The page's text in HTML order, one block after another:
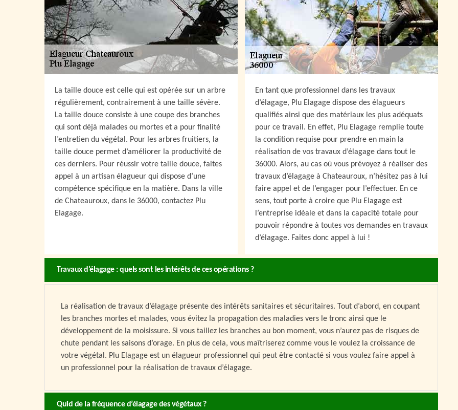
La taille douce est celle qui est opérée sur un arbre
régulièrement, contrairement à une taille sévère.
La taille douce consiste à une coupe des branches
qui sont déjà malades ou mortes et a pour finalité
l’entretien du végétal. Pour les arbres fruitiers, la
taille douce permet d’améliorer la productivité de
ces derniers. Pour réussir votre taille douce, faites
appel à un artisan élagueur qui dispose d’une
compétence spécifique en la matière. Dans la ville
de Chateauroux, dans le 36000, contactez Plu
Elagage.
En tant que professionnel dans les travaux
d’élagage, Plu Elagage dispose des élagueurs
qualifiés ainsi que des matériaux les plus adéquats
pour ce travail. En effet, Plu Elagage remplie toute
la condition requise pour prendre en main la
réalisation de vos travaux d’élagage dans tout le
36000. Alors, au cas où vous prévoyez à réaliser des
travaux d’élagage à Chateauroux, n’hésitez pas à lui
faire appel et de l’engager pour l’effectuer. En ce
sens, tout porte à croire que Plu Elagage est
l’entreprise idéale et dans la capacité totale pour
pouvoir répondre à toutes vos demandes en travaux
d’élagage. Faites donc appel à lui !
Travaux d’élagage : quels sont les intérêts de ces opérations ?
La réalisation de travaux d’élagage présente des intérêts sanitaires et sécuritaires. Tout d’abord, en coupant
les branches mortes et malades, vous évitez la propagation des maladies vers le tronc ainsi que le
développement de la moisissure. Si vous taillez les branches au bon moment, vous n’aurez pas de risques de
chute pendant les saisons d’orage. En plus de cela, vous maîtriserez comme vous le voulez la croissance de
votre végétal. Plu Elagage est un élagueur professionnel qui peut être contacté si vous voulez faire appel à
un professionnel pour la réalisation de travaux d’élagage.
Quid de la fréquence d’élagage des végétaux ?